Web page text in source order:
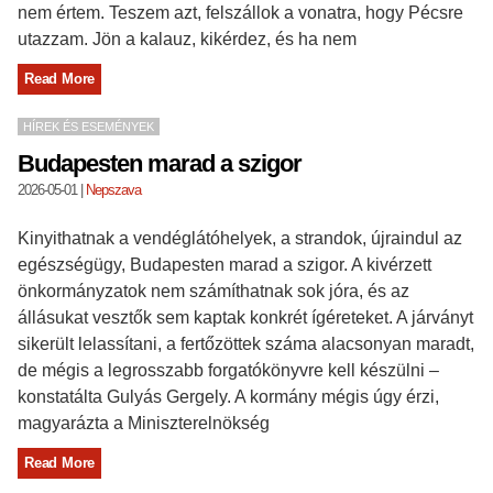
nem értem. Teszem azt, felszállok a vonatra, hogy Pécsre
utazzam. Jön a kalauz, kikérdez, és ha nem
Read More
HÍREK ÉS ESEMÉNYEK
Budapesten marad a szigor
2026-05-01| Nepszava
Kinyithatnak a vendéglátóhelyek, a strandok, újraindul az
egészségügy, Budapesten marad a szigor. A kivérzett
önkormányzatok nem számíthatnak sok jóra, és az
állásukat vesztők sem kaptak konkrét ígéreteket. A járványt
sikerült lelassítani, a fertőzöttek száma alacsonyan maradt,
de mégis a legrosszabb forgatókönyvre kell készülni –
konstatálta Gulyás Gergely. A kormány mégis úgy érzi,
magyarázta a Miniszterelnökség
Read More